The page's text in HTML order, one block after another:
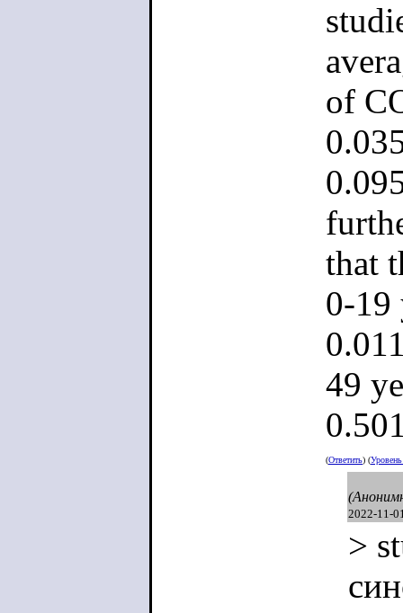
of
that
0-19
49
(Ответить) (
2022-11-
>